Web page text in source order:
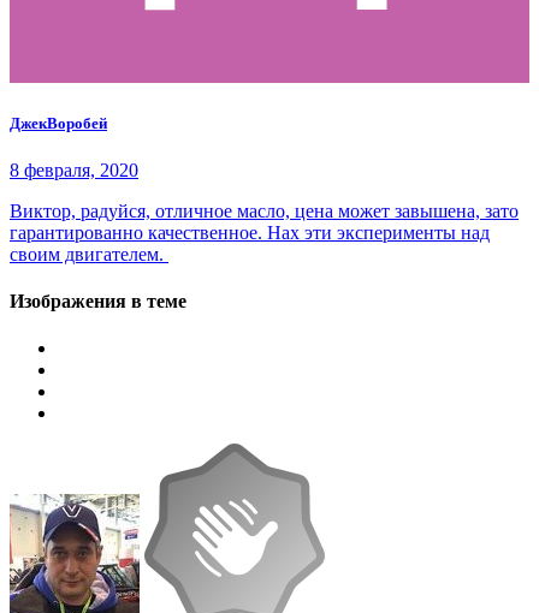
ДжекВоробей
8 февраля, 2020
Виктор, радуйся, отличное масло, цена может завышена, зато
гарантированно качественное. Нах эти эксперименты над
своим двигателем.
Изображения в теме